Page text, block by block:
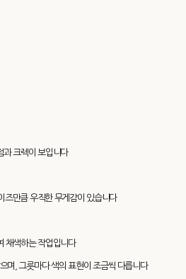
과 크렉이 보입니다
즈만큼 우직한 무게감이 있습니다
채색하는 작업입니다
며, 그릇마다 색의 표현이 조금씩 다릅니다